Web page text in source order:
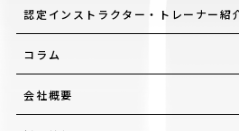
認定インストラクター・トレーナー紹
コラム
会社概要